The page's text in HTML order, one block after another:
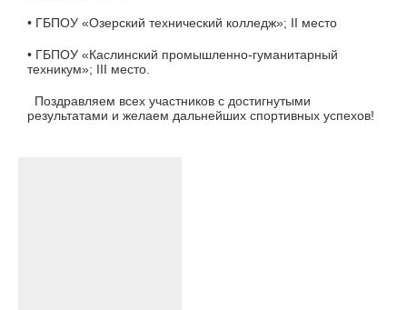
• ГБПОУ «Озерский технический колледж»; II место
• ГБПОУ «Каслинский промышленно-гуманитарный
техникум»; III место.
Поздравляем всех участников с достигнутыми
результатами и желаем дальнейших спортивных успехов!